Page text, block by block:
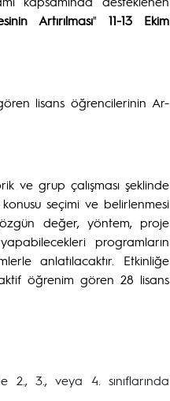
Artırılması" 11-13 Ekim
lisans öğrencilerinin Ar-
ve grup çalışması şeklinde
seçimi ve belirlenmesi
değer, yöntem, proje
programların
anlatılacaktır. Etkinliğe
öğrenim gören 28 lisans
2., 3., veya 4. sınıflarında